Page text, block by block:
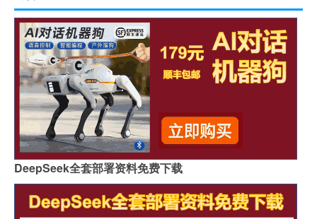
DeepSeek全套部署资料免费下载